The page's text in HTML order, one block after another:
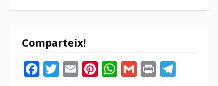
Comparteix!
Facebook
Twitter
EmailPinterest
WhatsApp
Gmail
Print